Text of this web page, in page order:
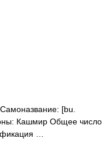
[bu.
Кашмир Общее число
…